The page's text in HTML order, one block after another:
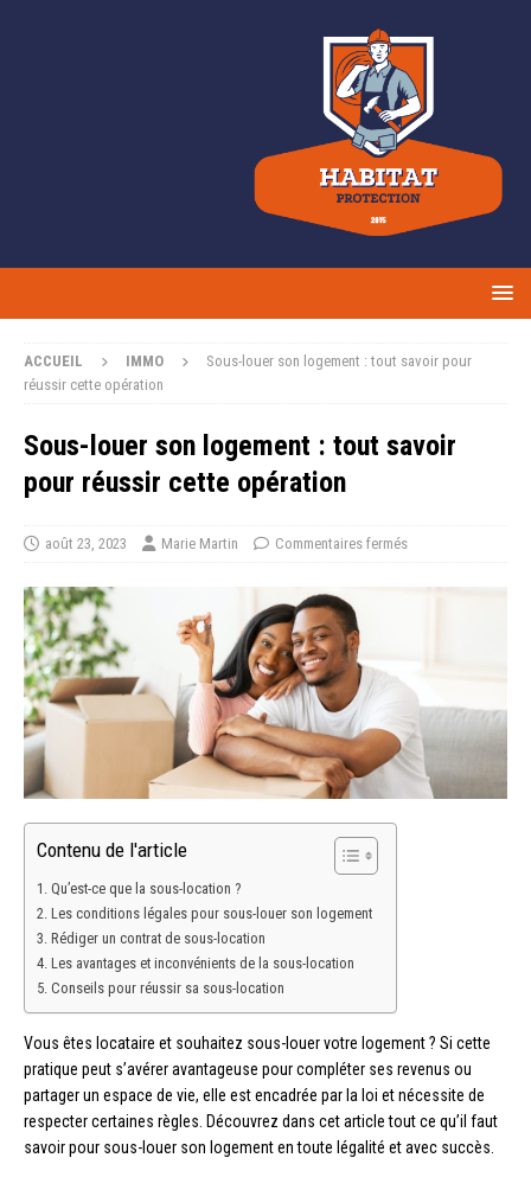
ACCUEIL IMMO
Sous-louer son logement : tout savoir pour
réussir cette opération
Sous-louer son logement : tout savoir
pour réussir cette opération
août 23, 2023 Marie Martin Commentaires fermés
Contenu de l'article
Qu’est-ce que la sous-location ?
Les conditions légales pour sous-louer son logement
Rédiger un contrat de sous-location
Les avantages et inconvénients de la sous-location
Conseils pour réussir sa sous-location
Vous êtes locataire et souhaitez sous-louer votre logement ? Si cette
pratique peut s’avérer avantageuse pour compléter ses revenus ou
partager un espace de vie, elle est encadrée par la loi et nécessite de
respecter certaines règles. Découvrez dans cet article tout ce qu’il faut
savoir pour sous-louer son logement en toute légalité et avec succès.